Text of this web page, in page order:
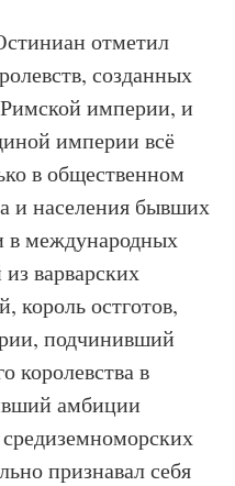
отметил
созданных
империи, и
империи всё
в общественном
и населения бывших
в международных
варварских
король остготов,
подчинивший
королевства в
амбиции
признавал себя